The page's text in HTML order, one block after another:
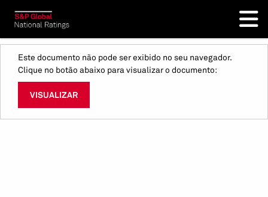
Este documento não pode ser exibido no seu navegador.
Clique no botão abaixo para visualizar o documento:
VISUALIZAR